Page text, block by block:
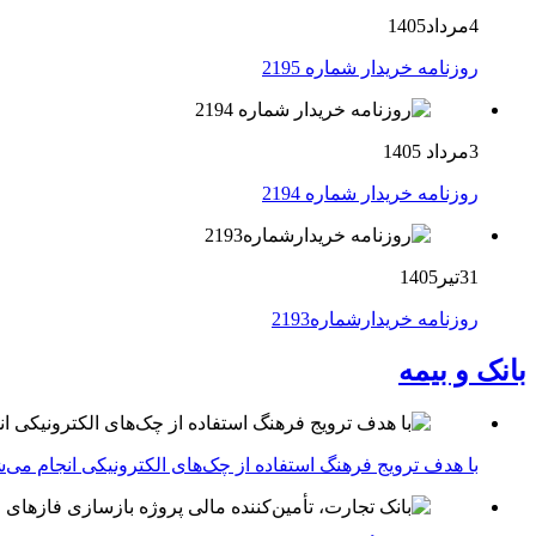
4مرداد1405
روزنامه خریدار شماره 2195
3مرداد 1405
روزنامه خریدار شماره 2194
31تیر1405
روزنامه خریدارشماره2193
بانک و بیمه
با هدف ترویج فرهنگ استفاده از چک‌های الکترونیکی انجام